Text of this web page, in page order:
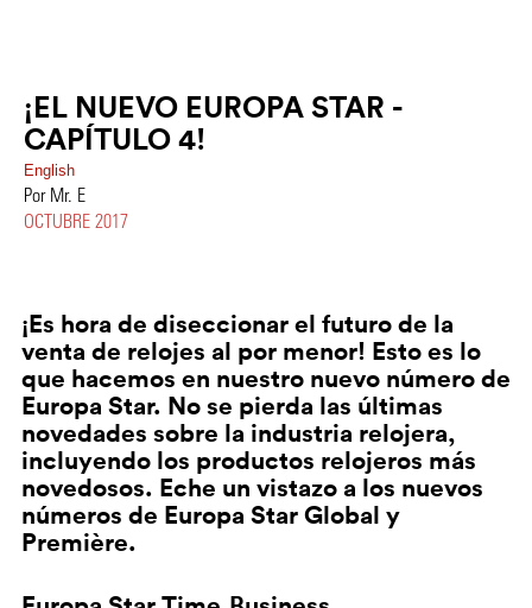
¡EL NUEVO EUROPA STAR -
CAPÍTULO 4!
English
Por Mr. E
OCTUBRE 2017
¡Es hora de diseccionar el futuro de la
venta de relojes al por menor! Esto es lo
que hacemos en nuestro nuevo número de
Europa Star. No se pierda las últimas
novedades sobre la industria relojera,
incluyendo los productos relojeros más
novedosos. Eche un vistazo a los nuevos
números de Europa Star Global y
Première.